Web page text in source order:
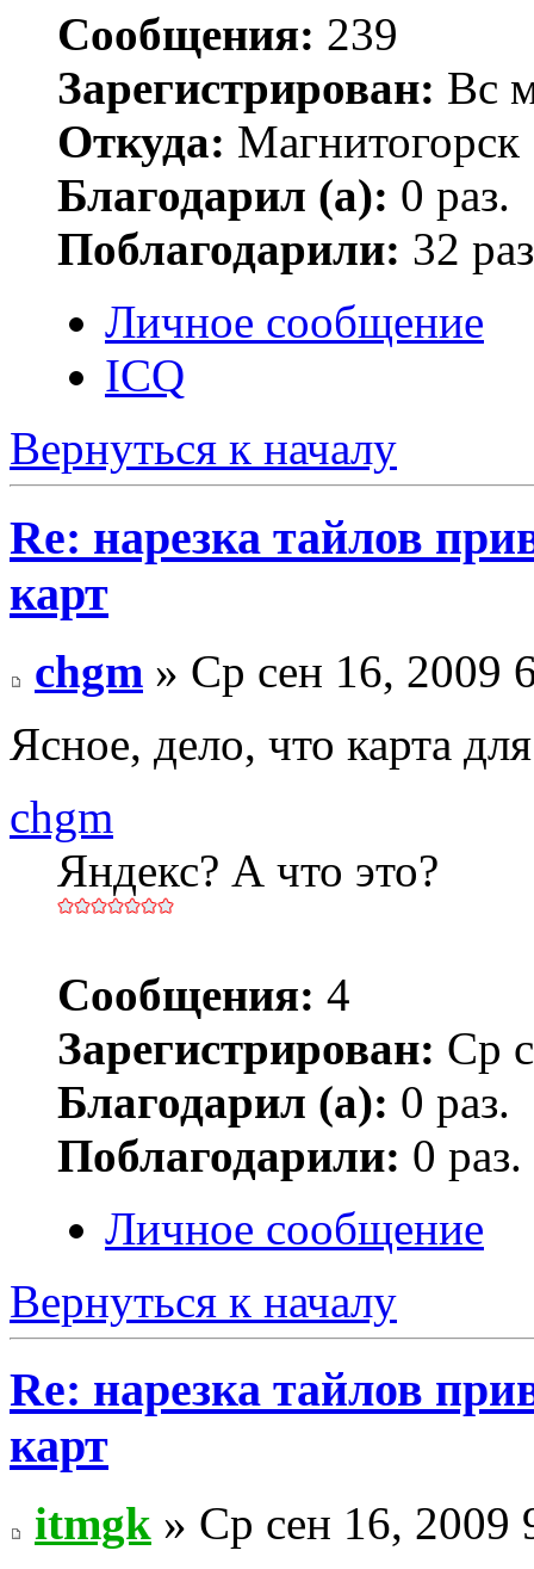
Сообщения: 239
Зарегистрирован: Вс
Откуда: Магнитогорск
Благодарил (а): 0 раз.
Поблагодарили: 32
Личное сообщение
ICQ
Вернуться к началу
Re: нарезка тайлов
карт
chgm » Ср сен 16, 2009
Ясное, дело, что карта
chgm
Яндекс? А что это?
Сообщения: 4
Зарегистрирован: Ср
Благодарил (а): 0 раз.
Поблагодарили: 0 раз.
Личное сообщение
Вернуться к началу
Re: нарезка тайлов
карт
itmgk » Ср сен 16, 2009